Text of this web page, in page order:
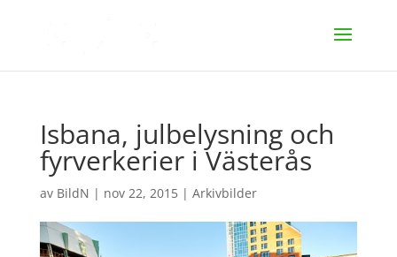
Isbana, julbelysning och
fyrverkerier i Västerås
av BildN | nov 22, 2015| Arkivbilder